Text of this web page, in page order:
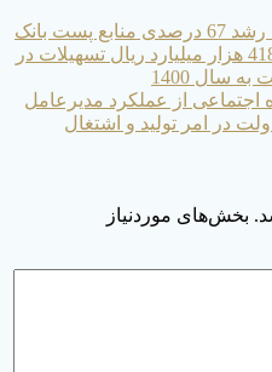
بهزاد شیری مدیر عامل: رشد 67 درصدی منابع پست بانک
ایران در سال گذشته / پرداخت 418.5 هزار میلیارد ریال تسهیلات در
اجتماعی از عملکرد مدیرعامل
در امر تولید و اشتغال
بخش‌های موردنیاز